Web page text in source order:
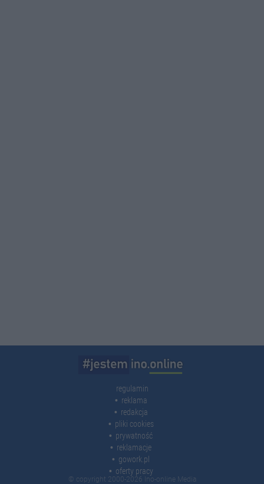
regulamin
reklama
redakcja
pliki cookies
prywatność
reklamacje
gowork.pl
oferty pracy
© copyright 2000-2026 Ino-online Media